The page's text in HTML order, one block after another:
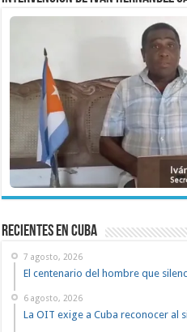
recientes en cuba
7 agosto, 2026
El centenario del hombre que
6 agosto, 2026
La OIT exige a Cuba reconocer al